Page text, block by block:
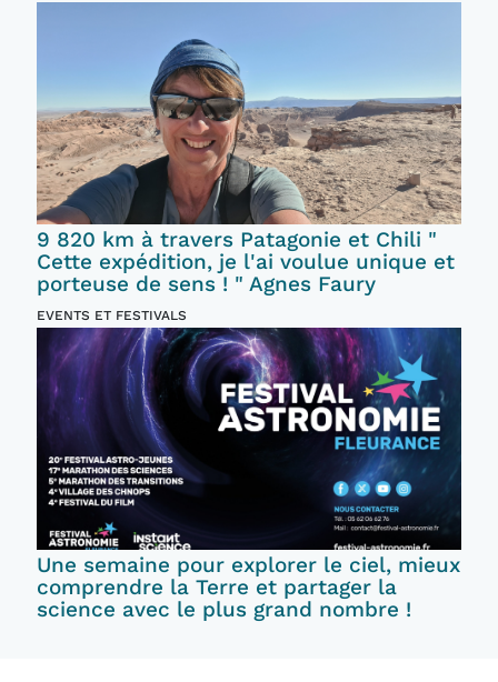
9 820 km à travers Patagonie et Chili "
Cette expédition, je l'ai voulue unique et
porteuse de sens ! " Agnes Faury
EVENTS ET FESTIVALS
Une semaine pour explorer le ciel, mieux
comprendre la Terre et partager la
science avec le plus grand nombre !